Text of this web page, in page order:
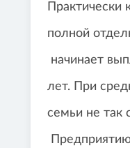
полной
начинает
лет. При
семьи не так